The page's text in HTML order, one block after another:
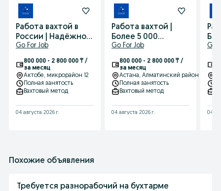
Работа вахтой в
России | Надёжное
сопровождение
Go For Job
800 000 - 2 800 000 ₸ /
за месяц
Актобе, микрорайон 12
Полная занятость
Вахтовый метод
04 августа 2026 г.
Работа вахтой |
Более 5 000
человек уже
трудоустроены
Go For Job
800 000 - 2 800 000 ₸ /
за месяц
Астана, Алматинский район
Полная занятость
Вахтовый метод
04 августа 2026 г.
Go
04
Похожие объявления
Требуется разнорабочий на бухтарме